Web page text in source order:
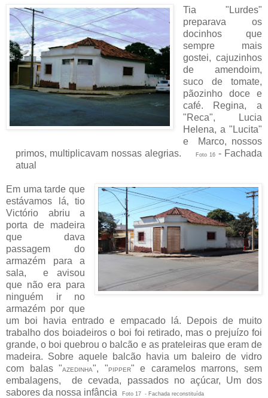
Tia "Lurdes"
preparava os
docinhos que
sempre mais
gostei, cajuzinhos
de amendoim,
suco de tomate,
pãozinho doce e
café. Regina, a
"Reca", Lucia
Helena, a "Lucita"
e Marco, nossos
primos, multiplicavam nossas alegrias.
Foto 16 - Fachada
atual
Em uma tarde que
estávamos lá, tio
Victório abriu a
porta de madeira
que dava
passagem do
armazém para a
sala, e avisou
que não era para
ninguém ir no
armazém por que
um boi havia entrado e empacado lá. Depois de muito
trabalho dos boiadeiros o boi foi retirado, mas o prejuízo foi
grande, o boi quebrou o balcão e as prateleiras que eram de
madeira. Sobre aquele balcão havia um baleiro de vidro
com balas "AZEDINHA", "PIPPER" e caramelos marrons, sem
embalagens, de cevada, passados no açúcar, Um dos
sabores da nossa infância
Foto 17 - Fachada reconstituída